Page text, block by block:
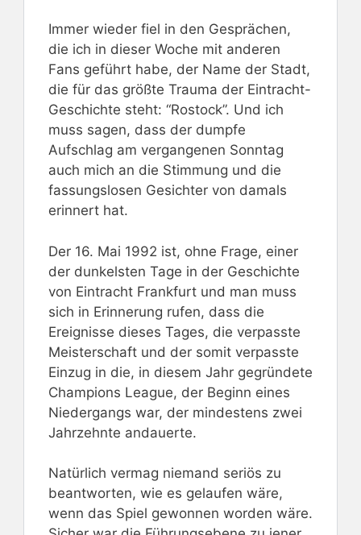
Immer wieder fiel in den Gesprächen,
die ich in dieser Woche mit anderen
Fans geführt habe, der Name der Stadt,
die für das größte Trauma der Eintracht-
Geschichte steht: “Rostock”. Und ich
muss sagen, dass der dumpfe
Aufschlag am vergangenen Sonntag
auch mich an die Stimmung und die
fassungslosen Gesichter von damals
erinnert hat.
Der 16. Mai 1992 ist, ohne Frage, einer
der dunkelsten Tage in der Geschichte
von Eintracht Frankfurt und man muss
sich in Erinnerung rufen, dass die
Ereignisse dieses Tages, die verpasste
Meisterschaft und der somit verpasste
Einzug in die, in diesem Jahr gegründete
Champions League, der Beginn eines
Niedergangs war, der mindestens zwei
Jahrzehnte andauerte.
Natürlich vermag niemand seriös zu
beantworten, wie es gelaufen wäre,
wenn das Spiel gewonnen worden wäre.